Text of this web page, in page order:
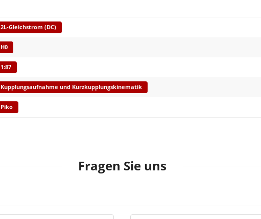
2L-Gleichstrom (DC)
H0
1:87
Kupplungsaufnahme und Kurzkupplungskinematik
Piko
Fragen Sie uns